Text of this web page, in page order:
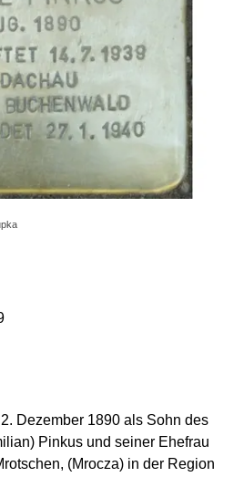
Dezember 1890 als Sohn des
Pinkus und seiner Ehefrau
(Mrocza) in der Region